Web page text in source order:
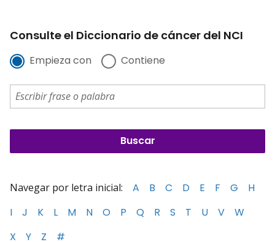
Consulte el Diccionario de cáncer del NCI
Empieza con Contiene
Navegar por letra inicial: A B C D E F G
H
I
J K L M N O P Q R S T U V
W
X
Y Z #